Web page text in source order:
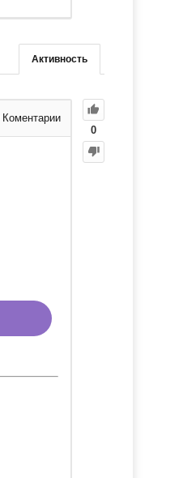
Активность
0
Коментарии